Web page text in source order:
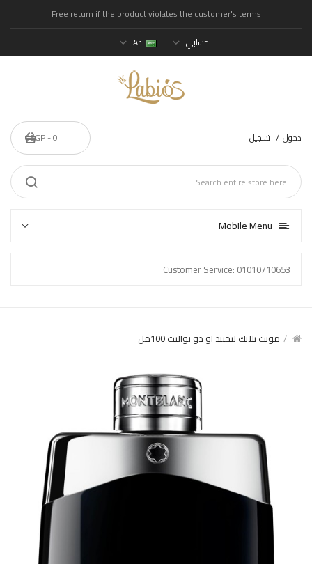
Free return if the product violates the customer's terms
حسابي
Ar
دخول تسجيل 0 - 0EGP
Mobile Menu
Customer Service: 01010710653
مونت بلانك ليجيند او دو تواليت 100مل